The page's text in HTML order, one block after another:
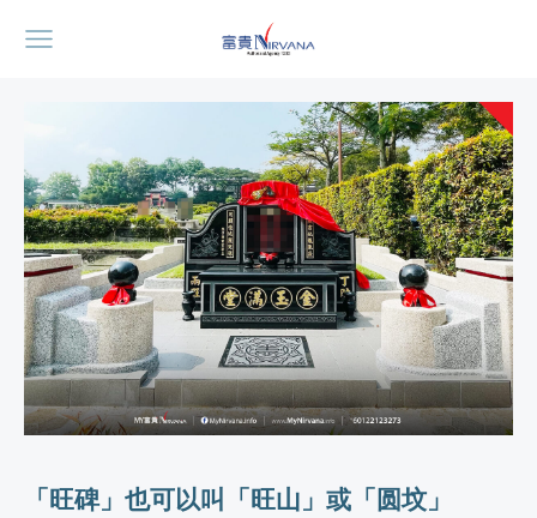
「旺碑」也可以叫「旺山」或「圆坟」